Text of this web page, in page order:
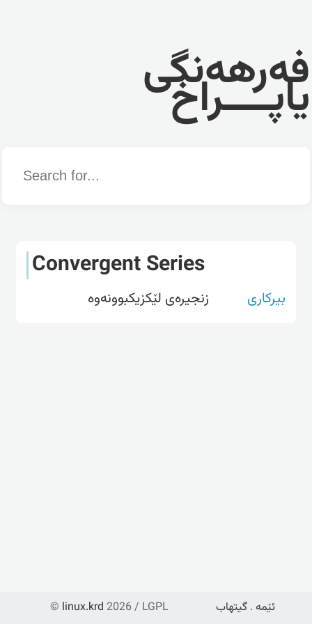
فەرهەنگی
یاپــــراخ
Word
Convergent Series
بیرکاری زنجیرەی لێکزیکبوونەوە
© linux.krd 2026 / LGPL ئێمە . گیتهاب